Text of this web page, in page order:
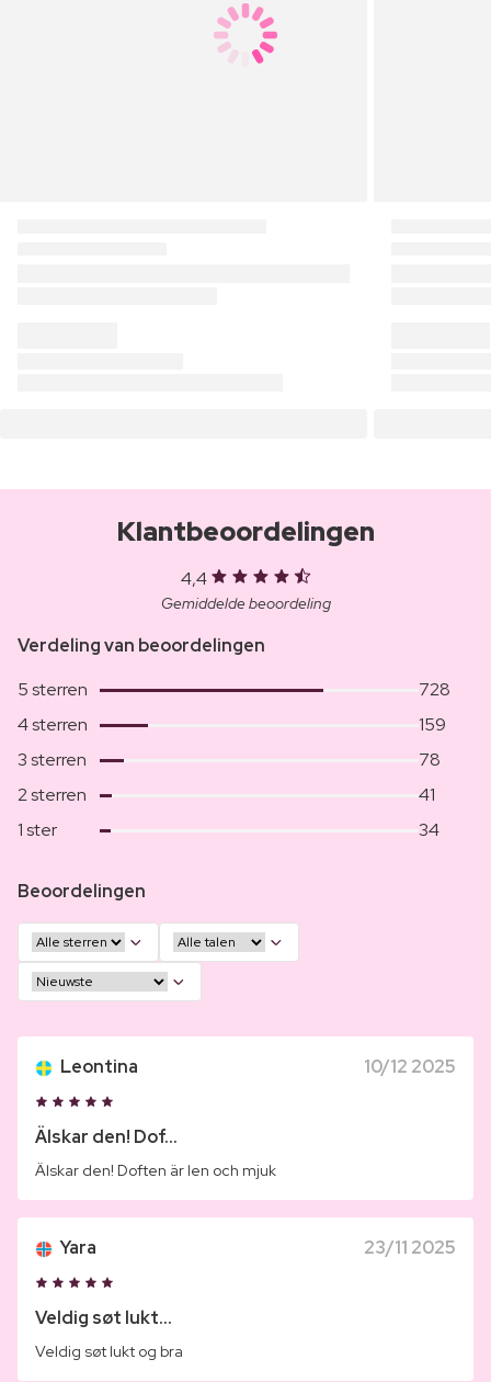
Klantbeoordelingen
4,4
Gemiddelde beoordeling
Verdeling van beoordelingen
5 sterren
728
4 sterren
159
3 sterren
78
2 sterren
41
1 ster
34
Beoordelingen
Leontina 10/12 2025
Älskar den! Dof...
Älskar den! Doften är len och mjuk
Yara 23/11 2025
Veldig søt lukt...
Veldig søt lukt og bra